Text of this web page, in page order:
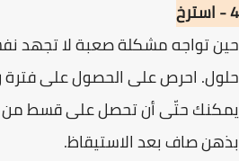
4 - استرخ
حين تواجه مشكلة صعبة لا تجهد
حلول. احرص على الحصول على فترة
يمكنك حتّى أن تحصل على قسط من
بذهن صاف بعد الاستيقاظ.